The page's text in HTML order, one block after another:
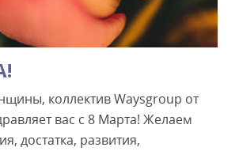
коллектив Waysgroup от
вас с 8 Марта! Желаем
достатка, развития,